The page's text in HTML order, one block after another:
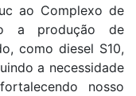
ao Complexo de
a produção de
como diesel S10,
a necessidade
nosso